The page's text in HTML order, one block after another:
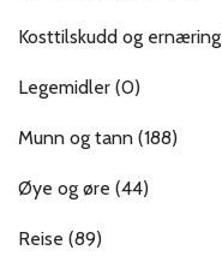
Kosttilskudd og ernæring
Legemidler (0)
Munn og tann (188)
Øye og øre (44)
Reise (89)